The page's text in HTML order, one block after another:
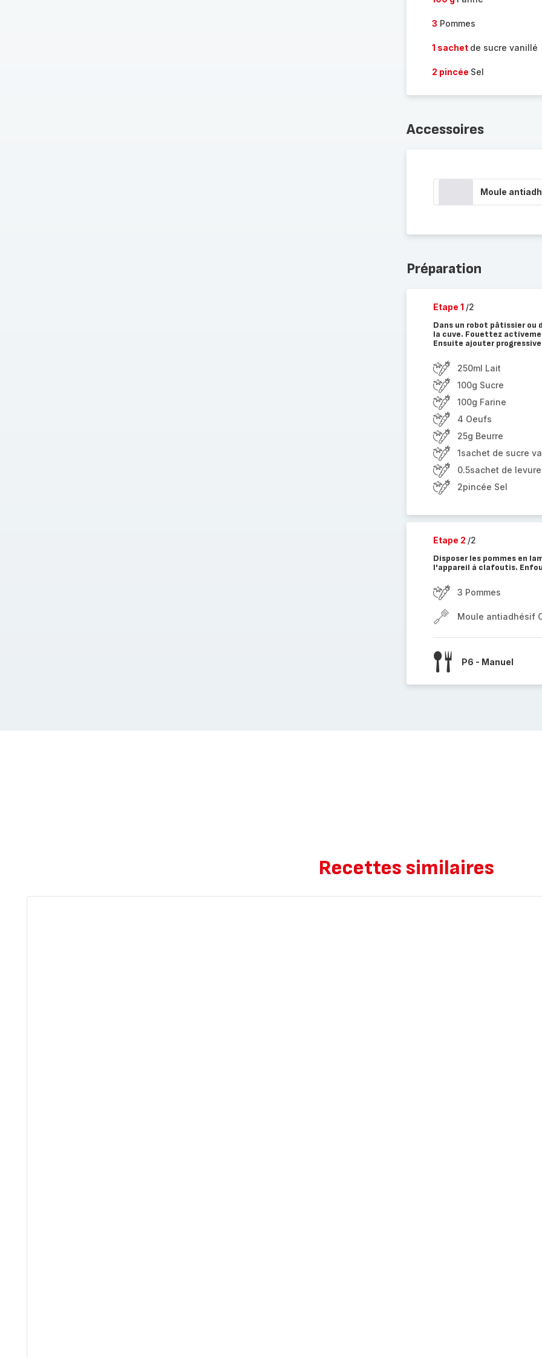
3 Pommes
1 sachet de sucre vanillé
2 pincée Sel
Accessoires
Moule
Préparation
Etape 1 /2
Dans un robot pâtissier ou
la cuve. Fouettez
Ensuite ajouter
250ml Lait
100g Sucre
100g Farine
4 Oeufs
25g Beurre
1sachet de sucre
0.5sachet de
2pincée Sel
Etape 2 /2
Disposer les pommes en
l'appareil à clafoutis.
3 Pommes
Moule antiadhésif
P6 - Manuel
Recettes similaires